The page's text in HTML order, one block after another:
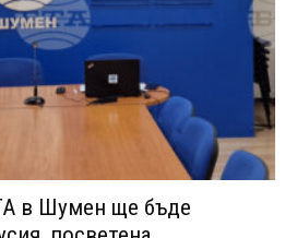
в Шумен ще бъде